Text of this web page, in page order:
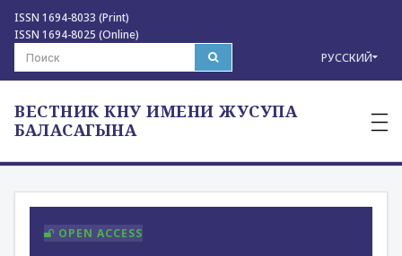
ISSN 1694-8033 (Print)
ISSN 1694-8025 (Online)
РУССКИЙ
ВЕСТНИК КНУ ИМЕНИ ЖУСУПА
БАЛАСАГЫНА
—
—
—
OPEN ACCESS